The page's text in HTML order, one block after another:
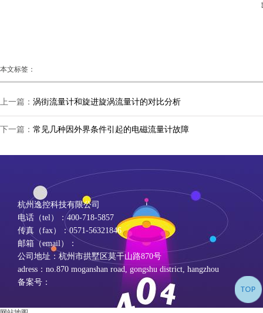
本文标签：
上一篇： 涡街流量计和旋进旋涡流量计的对比分析
下一篇： 常见几种因外界条件引起的电磁流量计故障
杭州逸控科技有限公司
电话（tel）：400-718-5857
传真（fax）：0571-56321846
邮箱（email）：
公司地址：杭州市拱墅区莫干山路870号
adress：no.870 moganshan road, gongshu district, hangzhou
备案号：